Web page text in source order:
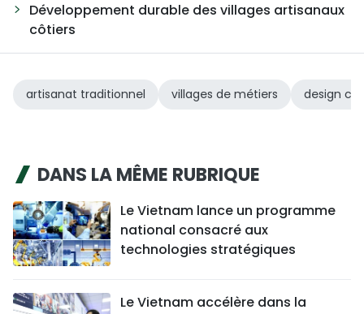
Développement durable des villages artisanaux
côtiers
artisanat traditionnel villages de métiers design
DANS LA MÊME RUBRIQUE
Le Vietnam lance un programme
national consacré aux
technologies stratégiques
Le Vietnam accélère dans la